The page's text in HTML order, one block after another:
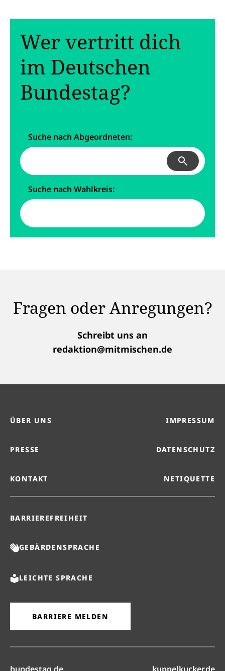
Wer vertritt dich
im Deutschen
Bundestag?
Suche nach Abgeordneten:
Suchen
Suche nach Wahlkreis:
Fragen oder Anregungen?
Schreibt uns an
redaktion@mitmischen.de
ÜBER UNS IMPRESSUM
PRESSE DATENSCHUTZ
KONTAKT NETIQUETTE
BARRIEREFREIHEIT
GEBÄRDENSPRACHE
LEICHTE SPRACHE
BARRIERE MELDEN
(öffnet in neuem Reiter)